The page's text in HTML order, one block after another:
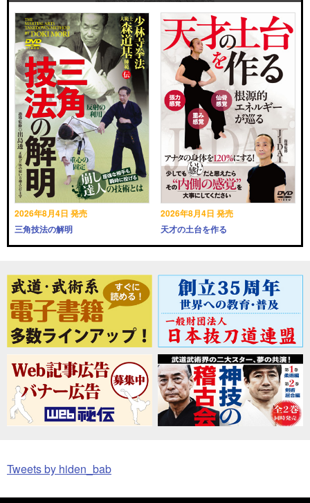
2026年8月4日 発売
三角技法の解明
2026年8月4日 発売
天才の土台を作る
Tweets by hiden_bab